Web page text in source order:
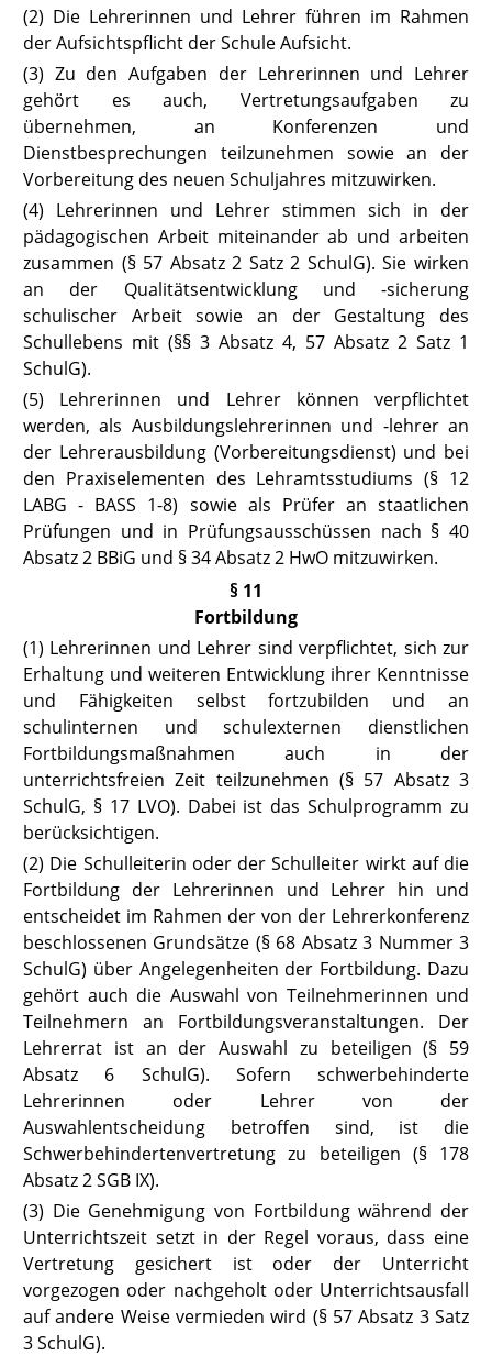
(2) Die Lehrerinnen und Lehrer führen im Rahmen
der Aufsichtspflicht der Schule Aufsicht.
(3) Zu den Aufgaben der Lehrerinnen und Lehrer
gehört es auch, Vertretungsaufgaben zu
übernehmen, an Konferenzen und
Dienstbesprechungen teilzunehmen sowie an der
Vorbereitung des neuen Schuljahres mitzuwirken.
(4) Lehrerinnen und Lehrer stimmen sich in der
pädagogischen Arbeit miteinander ab und arbeiten
zusammen (§ 57 Absatz 2 Satz 2 SchulG). Sie wirken
an der Qualitätsentwicklung und -sicherung
schulischer Arbeit sowie an der Gestaltung des
Schullebens mit (§§ 3 Absatz 4, 57 Absatz 2 Satz 1
SchulG).
(5) Lehrerinnen und Lehrer können verpflichtet
werden, als Ausbildungslehrerinnen und -lehrer an
der Lehrerausbildung (Vorbereitungsdienst) und bei
den Praxiselementen des Lehramtsstudiums(§ 12
LABG - BASS 1-8) sowie als Prüfer an staatlichen
Prüfungen und in Prüfungsausschüssen nach § 40
Absatz 2 BBiG und § 34 Absatz 2 HwO mitzuwirken.
§ 11
Fortbildung
(1) Lehrerinnen und Lehrer sind verpflichtet, sich zur
Erhaltung und weiteren Entwicklung ihrer Kenntnisse
und Fähigkeiten selbst fortzubilden und an
schulinternen und schulexternen dienstlichen
Fortbildungsmaßnahmen auch in der
unterrichtsfreien Zeit teilzunehmen(§ 57 Absatz 3
SchulG, § 17 LVO). Dabei ist das Schulprogramm zu
berücksichtigen.
(2) Die Schulleiterin oder der Schulleiter wirkt auf die
Fortbildung der Lehrerinnen und Lehrer hin und
entscheidet im Rahmen der von der Lehrerkonferenz
beschlossenen Grundsätze (§ 68 Absatz 3 Nummer 3
SchulG) über Angelegenheiten der Fortbildung. Dazu
gehört auch die Auswahl von Teilnehmerinnen und
Teilnehmern an Fortbildungsveranstaltungen. Der
Lehrerrat ist an der Auswahl zu beteiligen(§ 59
Absatz 6 SchulG). Sofern schwerbehinderte
Lehrerinnen oder Lehrer von der
Auswahlentscheidung betroffen sind, ist die
Schwerbehindertenvertretung zu beteiligen (§ 178
Absatz 2 SGB IX).
(3) Die Genehmigung von Fortbildung während der
Unterrichtszeit setzt in der Regel voraus, dass eine
Vertretung gesichert ist oder der Unterricht
vorgezogen oder nachgeholt oder Unterrichtsausfall
auf andere Weise vermieden wird (§ 57 Absatz 3 Satz
3 SchulG).